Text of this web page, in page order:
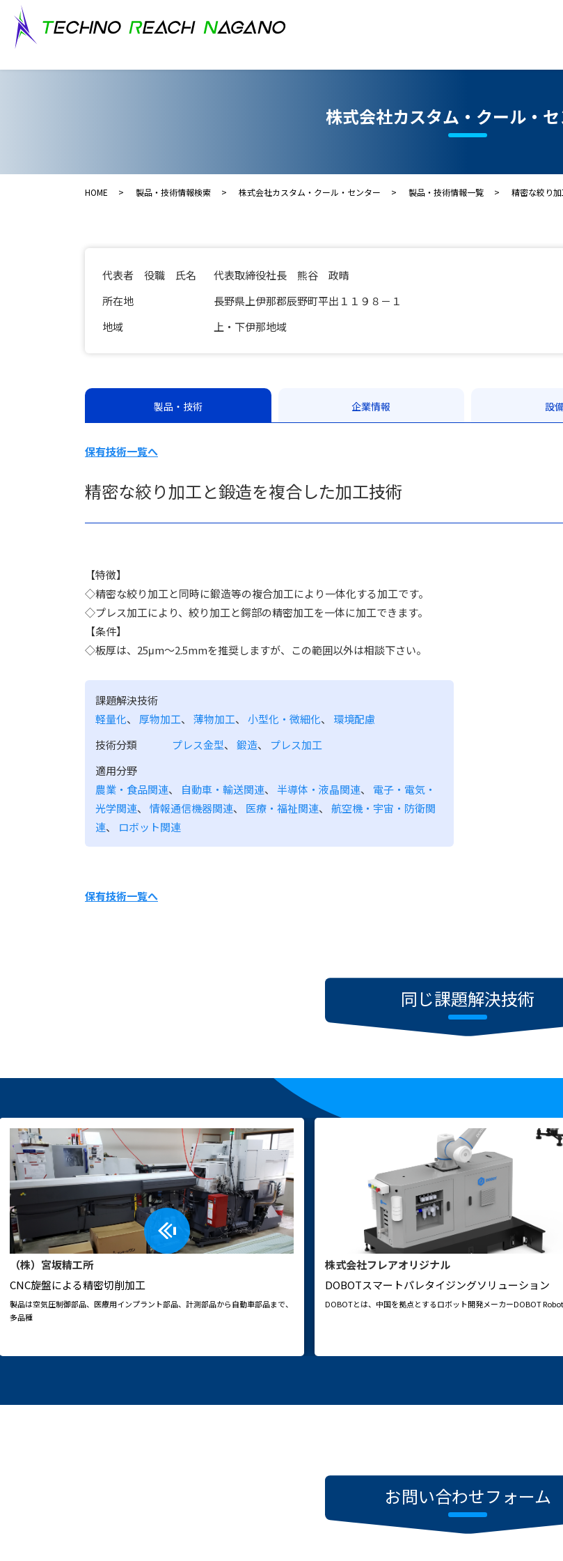
株式会社カスタム・クール・
HOME 製品・技術情報検索 株式会社カスタム・クール・センター 製品・技術情報一覧 精密な絞り
代表者 役職 氏名
代表取締役社長 熊谷 政晴
所在地
長野県上伊那郡辰野町平出１１９８－１
地域
上・下伊那地域
製品・技術 企業情報 設
保有技術一覧へ
精密な絞り加工と鍛造を複合した加工技術
【特徴】
◇精密な絞り加工と同時に鍛造等の複合加工により一体化する加工です。
◇プレス加工により、絞り加工と鍔部の精密加工を一体に加工できます。
【条件】
◇板厚は、25μm～2.5mmを推奨しますが、この範囲以外は相談下さい。
課題解決技術
軽量化、 厚物加工、 薄物加工、 小型化・微細化、 環境配慮
技術分類
プレス金型、 鍛造、 プレス加工
適用分野
農業・食品関連、 自動車・輸送関連、 半導体・液晶関連、 電子・電気・
光学関連、 情報通信機器関連、 医療・福祉関連、 航空機・宇宙・防衛関
連、 ロボット関連
保有技術一覧へ
同じ課題解決技術
（株）宮坂精工所
CNC旋盤による精密切削加工
製品は空気圧制御部品、医療用インプラント部品、計測部品から自動車部品まで、
多品種
株式会社フレアオリジナル
DOBOTスマートパレタイジングソリューション
DOBOTとは、中国を拠点とするロボット開発メーカーDOBOT
お問い合わせフォーム